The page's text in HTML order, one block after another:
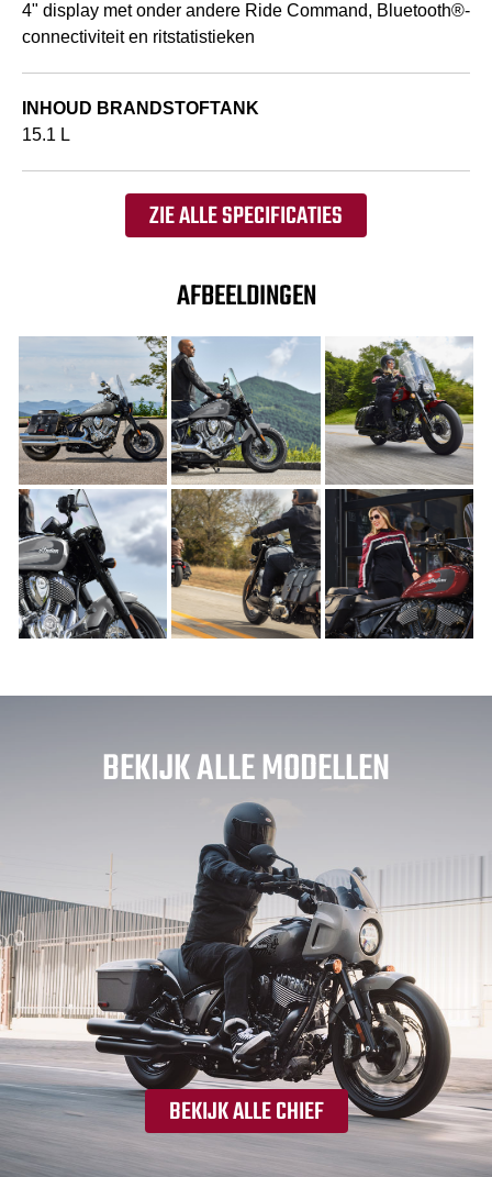
4" display met onder andere Ride Command, Bluetooth®-
connectiviteit en ritstatistieken
INHOUD BRANDSTOFTANK
15.1 L
ZIE ALLE SPECIFICATIES
AFBEELDINGEN
BEKIJK ALLE MODELLEN
BEKIJK ALLE CHIEF